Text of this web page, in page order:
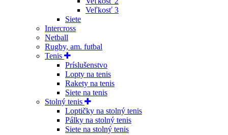
Veľkosť 3
Siete
Intercross
Netball
Rugby, am. futbal
Tenis
Príslušenstvo
Lopty na tenis
Rakety na tenis
Siete na tenis
Stolný tenis
Loptičky na stolný tenis
Pálky na stolný tenis
Siete na stolný tenis